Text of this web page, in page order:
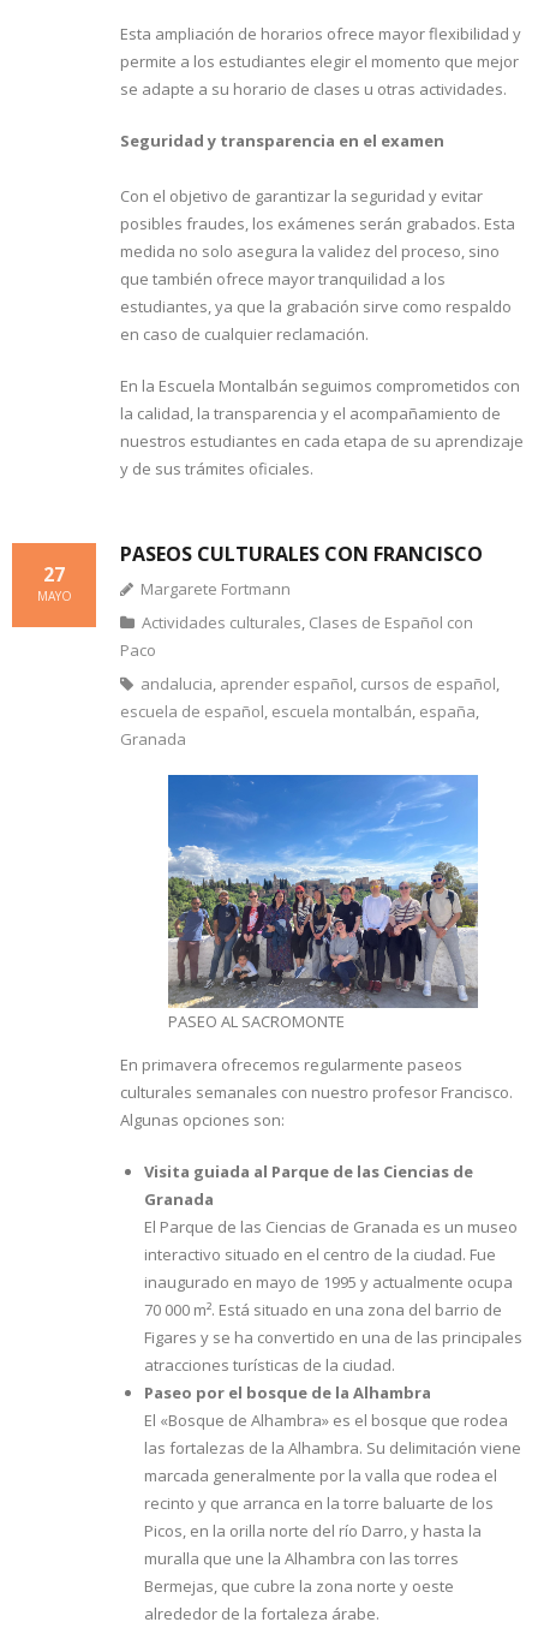
Esta ampliación de horarios ofrece mayor flexibilidad y
permite a los estudiantes elegir el momento que mejor
se adapte a su horario de clases u otras actividades.
Seguridad y transparencia en el examen
Con el objetivo de garantizar la seguridad y evitar
posibles fraudes, los exámenes serán grabados. Esta
medida no solo asegura la validez del proceso, sino
que también ofrece mayor tranquilidad a los
estudiantes, ya que la grabación sirve como respaldo
en caso de cualquier reclamación.
En la Escuela Montalbán seguimos comprometidos con
la calidad, la transparencia y el acompañamiento de
nuestros estudiantes en cada etapa de su aprendizaje
y de sus trámites oficiales.
PASEOS CULTURALES CON FRANCISCO
27
MAYO
Margarete Fortmann
Actividades culturales, Clases de Español con
Paco
andalucia, aprender español, cursos de español,
escuela de español, escuela montalbán, españa,
Granada
PASEO AL SACROMONTE
En primavera ofrecemos regularmente paseos
culturales semanales con nuestro profesor Francisco.
Algunas opciones son:
Visita guiada al Parque de las Ciencias de
Granada
El Parque de las Ciencias de Granada es un museo
interactivo situado en el centro de la ciudad. Fue
inaugurado en mayo de 1995 y actualmente ocupa
70 000 m². Está situado en una zona del barrio de
Figares y se ha convertido en una de las principales
atracciones turísticas de la ciudad.
Paseo por el bosque de la Alhambra
El «Bosque de Alhambra» es el bosque que rodea
las fortalezas de la Alhambra. Su delimitación viene
marcada generalmente por la valla que rodea el
recinto y que arranca en la torre baluarte de los
Picos, en la orilla norte del río Darro, y hasta la
muralla que une la Alhambra con las torres
Bermejas, que cubre la zona norte y oeste
alrededor de la fortaleza árabe.